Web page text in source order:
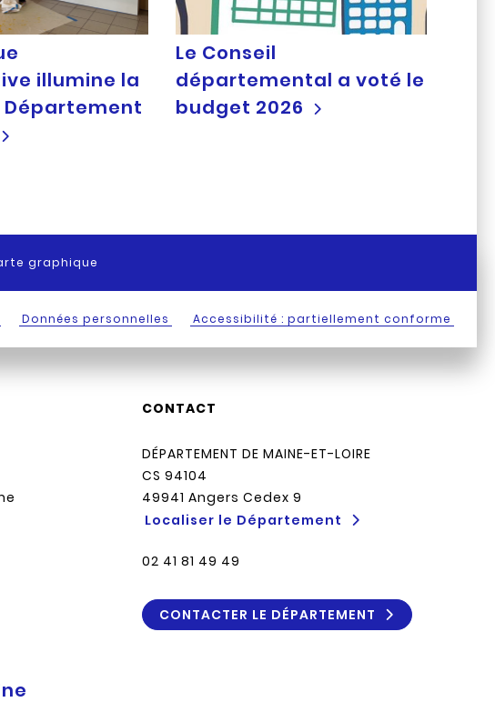
illumine la
Département
Le Conseil
départemental a voté le
budget 2026
graphique
Données personnelles Accessibilité : partiellement conforme
CONTACT
DÉPARTEMENT DE MAINE-ET-LOIRE
CS 94104
49941 Angers Cedex 9
Localiser le Département
02 41 81 49 49
CONTACTER LE DÉPARTEMENT